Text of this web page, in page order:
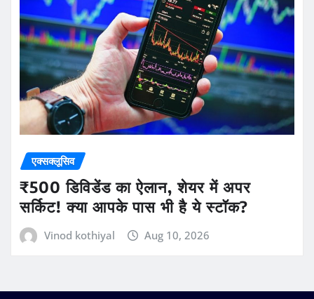
एक्सक्लूसिव
₹500 डिविडेंड का ऐलान, शेयर में अपर
सर्किट! क्या आपके पास भी है ये स्टॉक?
Vinod kothiyal Aug 10, 2026